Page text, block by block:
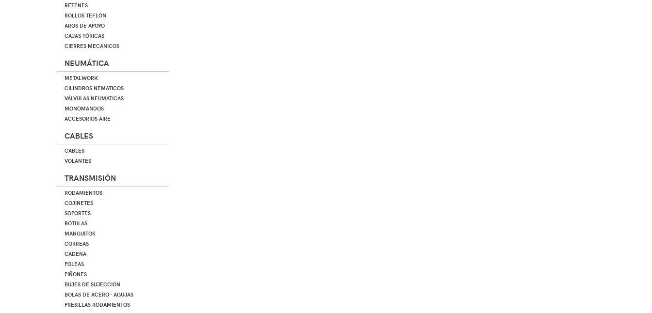
RETENES
ROLLOS TEFLÓN
AROS DE APOYO
CAJAS TÓRICAS
CIERRES MECANICOS
NEUMÁTICA
METALWORK
CILINDROS NEMATICOS
VÁLVULAS NEUMATICAS
MONOMANDOS
ACCESORIOS AIRE
CABLES
CABLES
VOLANTES
TRANSMISIÓN
RODAMIENTOS
COJINETES
SOPORTES
RÓTULAS
MANGUITOS
CORREAS
CADENA
POLEAS
PIÑONES
BUJES DE SUJECCION
BOLAS DE ACERO - AGUJAS
PRESILLAS RODAMIENTOS